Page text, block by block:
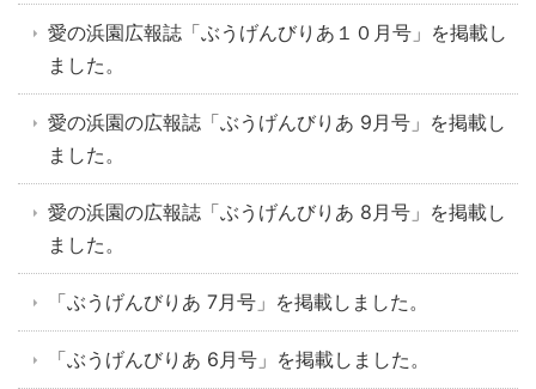
愛の浜園広報誌「ぶうげんびりあ１０月号」を掲載し
ました。
愛の浜園の広報誌「ぶうげんびりあ 9月号」を掲載し
ました。
愛の浜園の広報誌「ぶうげんびりあ 8月号」を掲載し
ました。
「ぶうげんびりあ 7月号」を掲載しました。
「ぶうげんびりあ 6月号」を掲載しました。